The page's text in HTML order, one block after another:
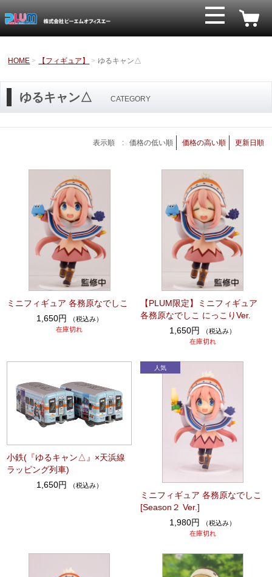
HOME 【フィギュア】 ゆるキャン△
ゆるキャン△ CATEGORY
表示順 : 価格の低い順 価格の高い順 更新日順
ミニフィギュア 各務原なでしこ
1,650円
（税込み）
在庫切れ
【PLUM限定】ミニフィギュア
各務原なでしこ にっこりVer.
1,650円
（税込み）
在庫切れ
小鉄(『ゆるキャン△』×天浜線
ラッピング列車)
1,650円
（税込み）
ミニフィギュア 各務原なでしこ
[Season２ Ver.]
1,980円
（税込み）
在庫切れ